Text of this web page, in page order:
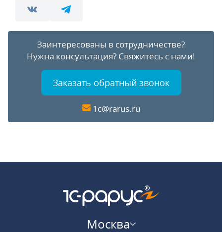
Заинтересованы в сотрудничестве?
Нужна консультация? Свяжитесь с нами!
Заказать обратный звонок
1c@rarus.ru
Москва